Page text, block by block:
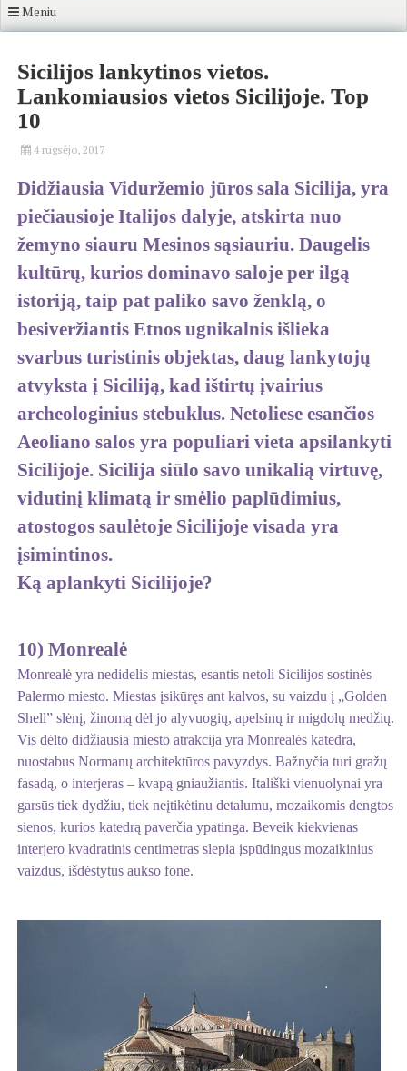
Meniu
Sicilijos lankytinos vietos.
Lankomiausios vietos Sicilijoje. Top
10
4 rugsėjo, 2017
Didžiausia Viduržemio jūros sala Sicilija, yra
piečiausioje Italijos dalyje, atskirta nuo
žemyno siauru Mesinos sąsiauriu. Daugelis
kultūrų, kurios dominavo saloje per ilgą
istoriją, taip pat paliko savo ženklą, o
besiveržiantis Etnos ugnikalnis išlieka
svarbus turistinis objektas, daug lankytojų
atvyksta į Siciliją, kad ištirtų įvairius
archeologinius stebuklus. Netoliese esančios
Aeoliano salos yra populiari vieta apsilankyti
Sicilijoje. Sicilija siūlo savo unikalią virtuvę,
vidutinį klimatą ir smėlio paplūdimius,
atostogos saulėtoje Sicilijoje visada yra
įsimintinos.
Ką aplankyti Sicilijoje?
10) Monrealė
Monrealė yra nedidelis miestas, esantis netoli Sicilijos sostinės
Palermo miesto. Miestas įsikūręs ant kalvos, su vaizdu į „Golden
Shell” slėnį, žinomą dėl jo alyvuogių, apelsinų ir migdolų medžių.
Vis dėlto didžiausia miesto atrakcija yra Monrealės katedra,
nuostabus Normanų architektūros pavyzdys. Bažnyčia turi gražų
fasadą, o interjeras – kvapą gniaužiantis. Itališki vienuolynai yra
garsūs tiek dydžiu, tiek neįtikėtinu detalumu, mozaikomis dengtos
sienos, kurios katedrą paverčia ypatinga. Beveik kiekvienas
interjero kvadratinis centimetras slepia įspūdingus mozaikinius
vaizdus, išdėstytus aukso fone.